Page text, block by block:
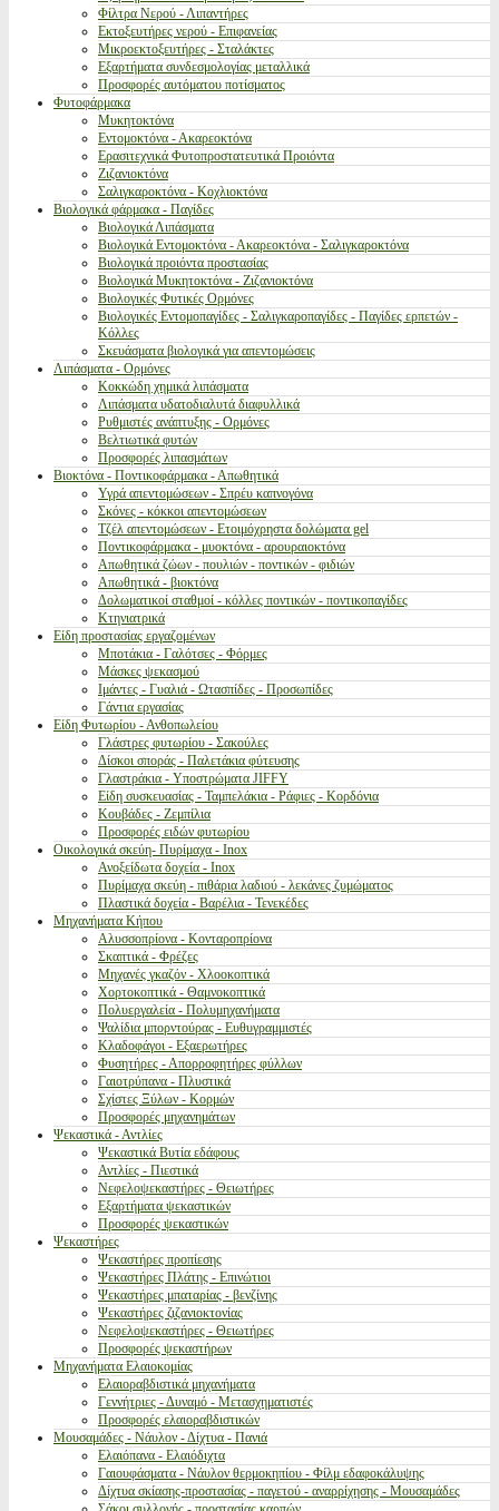
Φίλτρα Νερού - Λιπαντήρες
Εκτοξευτήρες νερού - Επιφανείας
Μικροεκτοξευτήρες - Σταλάκτες
Εξαρτήματα συνδεσμολογίας μεταλλικά
Προσφορές αυτόματου ποτίσματος
Φυτοφάρμακα
Μυκητοκτόνα
Εντομοκτόνα - Ακαρεοκτόνα
Ερασιτεχνικά Φυτοπροστατευτικά Προιόντα
Ζιζανιοκτόνα
Σαλιγκαροκτόνα - Κοχλιοκτόνα
Βιολογικά φάρμακα - Παγίδες
Βιολογικά Λιπάσματα
Βιολογικά Εντομοκτόνα - Ακαρεοκτόνα - Σαλιγκαροκτόνα
Βιολογικά προιόντα προστασίας
Βιολογικά Μυκητοκτόνα - Ζιζανιοκτόνα
Βιολογικές Φυτικές Ορμόνες
Βιολογικές Εντομοπαγίδες - Σαλιγκαροπαγίδες - Παγίδες ερπετών -
Κόλλες
Σκευάσματα βιολογικά για απεντομώσεις
Λιπάσματα - Ορμόνες
Κοκκώδη χημικά λιπάσματα
Λιπάσματα υδατοδιαλυτά διαφυλλικά
Ρυθμιστές ανάπτυξης - Ορμόνες
Βελτιωτικά φυτών
Προσφορές λιπασμάτων
Βιοκτόνα - Ποντικοφάρμακα - Απωθητικά
Υγρά απεντομώσεων - Σπρέυ καπνογόνα
Σκόνες - κόκκοι απεντομώσεων
Τζέλ απεντομώσεων - Ετοιμόχρηστα δολώματα gel
Ποντικοφάρμακα - μυοκτόνα - αρουραιοκτόνα
Απωθητικά ζώων - πουλιών - ποντικών - φιδιών
Απωθητικά - βιοκτόνα
Δολωματικοί σταθμοί - κόλλες ποντικών - ποντικοπαγίδες
Κτηνιατρικά
Είδη προστασίας εργαζομένων
Μποτάκια - Γαλότσες - Φόρμες
Μάσκες ψεκασμού
Ιμάντες - Γυαλιά - Ωτασπίδες - Προσωπίδες
Γάντια εργασίας
Είδη Φυτωρίου - Ανθοπωλείου
Γλάστρες φυτωρίου - Σακούλες
Δίσκοι σποράς - Παλετάκια φύτευσης
Γλαστράκια - Υποστρώματα JIFFY
Είδη συσκευασίας - Ταμπελάκια - Ράφιες - Κορδόνια
Κουβάδες - Ζεμπίλια
Προσφορές ειδών φυτωρίου
Οικολογικά σκεύη- Πυρίμαχα - Inox
Ανοξείδωτα δοχεία - Inox
Πυρίμαχα σκεύη - πιθάρια λαδιού - λεκάνες ζυμώματος
Πλαστικά δοχεία - Βαρέλια - Τενεκέδες
Μηχανήματα Κήπου
Αλυσσοπρίονα - Κονταροπρίονα
Σκαπτικά - Φρέζες
Μηχανές γκαζόν - Χλοοκοπτικά
Χορτοκοπτικά - Θαμνοκοπτικά
Πολυεργαλεία - Πολυμηχανήματα
Ψαλίδια μπορντούρας - Ευθυγραμμιστές
Κλαδοφάγοι - Εξαερωτήρες
Φυσητήρες - Απορροφητήρες φύλλων
Γαιοτρύπανα - Πλυστικά
Σχίστες Ξύλων - Κορμών
Προσφορές μηχανημάτων
Ψεκαστικά - Αντλίες
Ψεκαστικά Βυτία εδάφους
Αντλίες - Πιεστικά
Νεφελοψεκαστήρες - Θειωτήρες
Εξαρτήματα ψεκαστικών
Προσφορές ψεκαστικών
Ψεκαστήρες
Ψεκαστήρες προπίεσης
Ψεκαστήρες Πλάτης - Επινώτιοι
Ψεκαστήρες μπαταρίας - βενζίνης
Ψεκαστήρες ζιζανιοκτονίας
Νεφελοψεκαστήρες - Θειωτήρες
Προσφορές ψεκαστήρων
Μηχανήματα Ελαιοκομίας
Ελαιοραβδιστικά μηχανήματα
Γεννήτριες - Δυναμό - Μετασχηματιστές
Προσφορές ελαιοραβδιστικών
Μουσαμάδες - Νάυλον - Δίχτυα - Πανιά
Ελαιόπανα - Ελαιόδιχτα
Γαιουφάσματα - Νάυλον θερμοκηπίου - Φίλμ εδαφοκάλυψης
Δίχτυα σκίασης-προστασίας - παγετού - αναρρίχησης - Μουσαμάδες